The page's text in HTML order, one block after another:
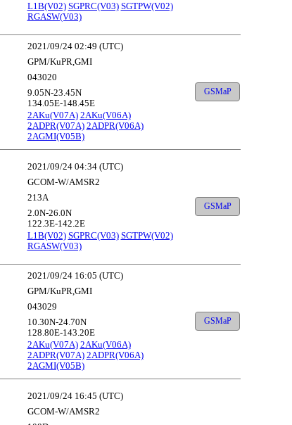
L1B(V02) SGPRC(V03) SGTPW(V02)
RGASW(V03)
2021/09/24 02:49 (UTC)
GPM/KuPR,GMI
043020
9.05N-23.45N
134.05E-148.45E
2AKu(V07A) 2AKu(V06A)
2ADPR(V07A) 2ADPR(V06A)
2AGMI(V05B)
GSMaP
2021/09/24 04:34 (UTC)
GCOM-W/AMSR2
213A
2.0N-26.0N
122.3E-142.2E
L1B(V02) SGPRC(V03) SGTPW(V02)
RGASW(V03)
GSMaP
2021/09/24 16:05 (UTC)
GPM/KuPR,GMI
043029
10.30N-24.70N
128.80E-143.20E
2AKu(V07A) 2AKu(V06A)
2ADPR(V07A) 2ADPR(V06A)
2AGMI(V05B)
GSMaP
2021/09/24 16:45 (UTC)
GCOM-W/AMSR2